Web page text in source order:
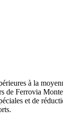
à la
de Ferrovia
et de